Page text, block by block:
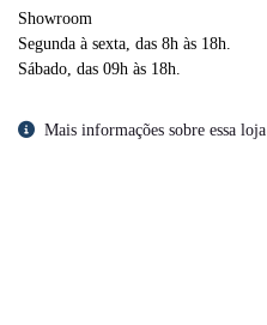
Showroom
Segunda à sexta, das 8h às 18h.
Sábado, das 09h às 18h.
Mais informações sobre essa loja